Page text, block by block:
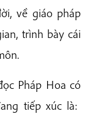
về giáo pháp
trình bày cái
Pháp Hoa có
tiếp xúc là: